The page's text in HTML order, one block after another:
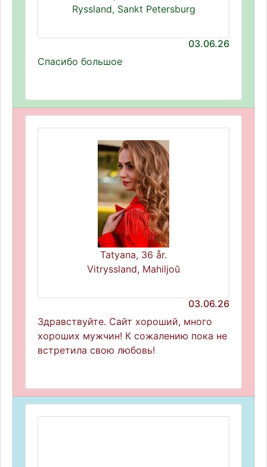
Ryssland, Sankt Petersburg
03.06.26
Спасибо большое
Tatyana, 36 år.
Vitryssland, Mahiljoŭ
03.06.26
Здравствуйте. Сайт хороший, много
хороших мужчин! К сожалению пока не
встретила свою любовь!